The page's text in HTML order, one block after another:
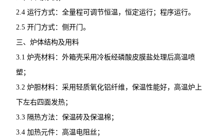
2.4 运行方式：全量程可调节恒温，恒定运行；程序运行。
2.5 开门方式：侧开门。
三、炉体结构及用料
3.1 炉壳材料：外箱壳采用冷板经磷酸皮膜盐处理后高温喷
塑；
3.2 炉胆材料：采用轻质氧化铝纤维，保温性能好，高温炉上
下左右四面发热；
3.3 隔热方法：保温砖及保温棉；
3.4 加热元件：高温电阻丝；